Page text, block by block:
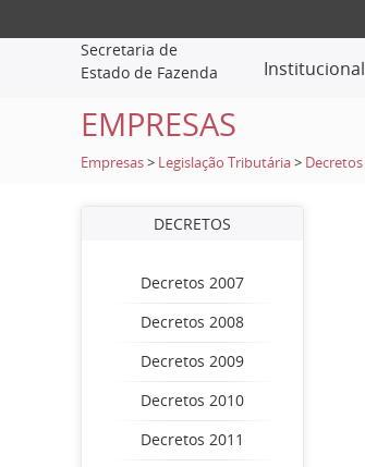
Secretaria de
Estado de Fazenda
Institucional
EMPRESAS
Empresas > Legislação Tributária > Decretos
DECRETOS
Decretos 2007
Decretos 2008
Decretos 2009
Decretos 2010
Decretos 2011